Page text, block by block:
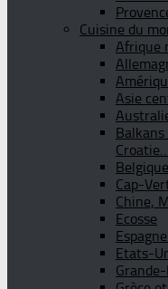
Cuisine du
Afrique
Asie
Belgique
Cap-
Chine,
Ecosse
Etats-